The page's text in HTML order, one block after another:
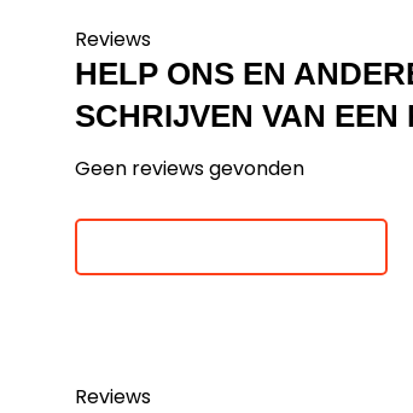
Reviews
HELP ONS EN
SCHRIJVEN VAN EEN
Geen reviews gevonden
Reviews